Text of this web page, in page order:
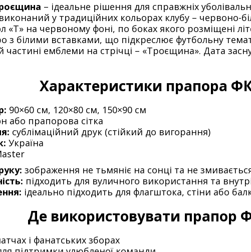
– ідеальне рішення для справжніх
у традиційних кольорах клубу – червоно-
«Т» на червоному фоні, по боках якого розміщені
з білими вставками, що підкреслює футбольну
частині емблеми на стрічці – «Троєщина». Дата
Характеристики прапора
90×60 см, 120×80 см, 150×90 см
або прапорова сітка
сублімаційний друк (стійкий до вигорання)
Україна
зображення не тьмяніє на сонці та не
підходить для вуличного використання та
ідеально підходить для флагштока, стіни або
Де використовувати прапор
і фанатських зборах